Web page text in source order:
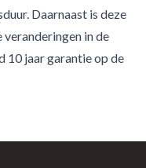
Daarnaast is deze
in de
10 jaar garantie op de